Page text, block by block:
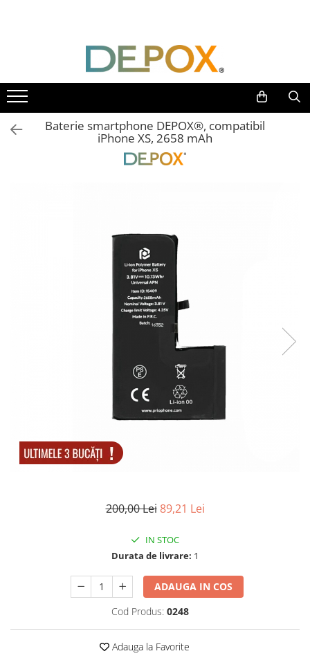
Toate Produsele
SPORT & TIMP LIBER
AUTOAPARARE
Pumnaluri si boxuri
Bastoane telescopice si nunceaguri
Briceaguri fluture & antrenament
Accesorii tactice si sport
Accesori camping & drumetii
Seturi de cutite & accesorii
Rucsacuri si huse
ARTICOLE SUPORTERI
UNIVERSUL COPIILOR
Costume si seturi pentru copii
Accesorii costume copii
Jucarii antistres
Plusuri roblox, rainbow friend
Baterie smartphone DEPOX®, compatibil
iPhone XS, 2658 mAh
200,00 Lei 89,21 Lei
IN STOC
Durata de livrare: 1
ADAUGA IN COS
Cod Produs: 0248
Adauga la Favorite